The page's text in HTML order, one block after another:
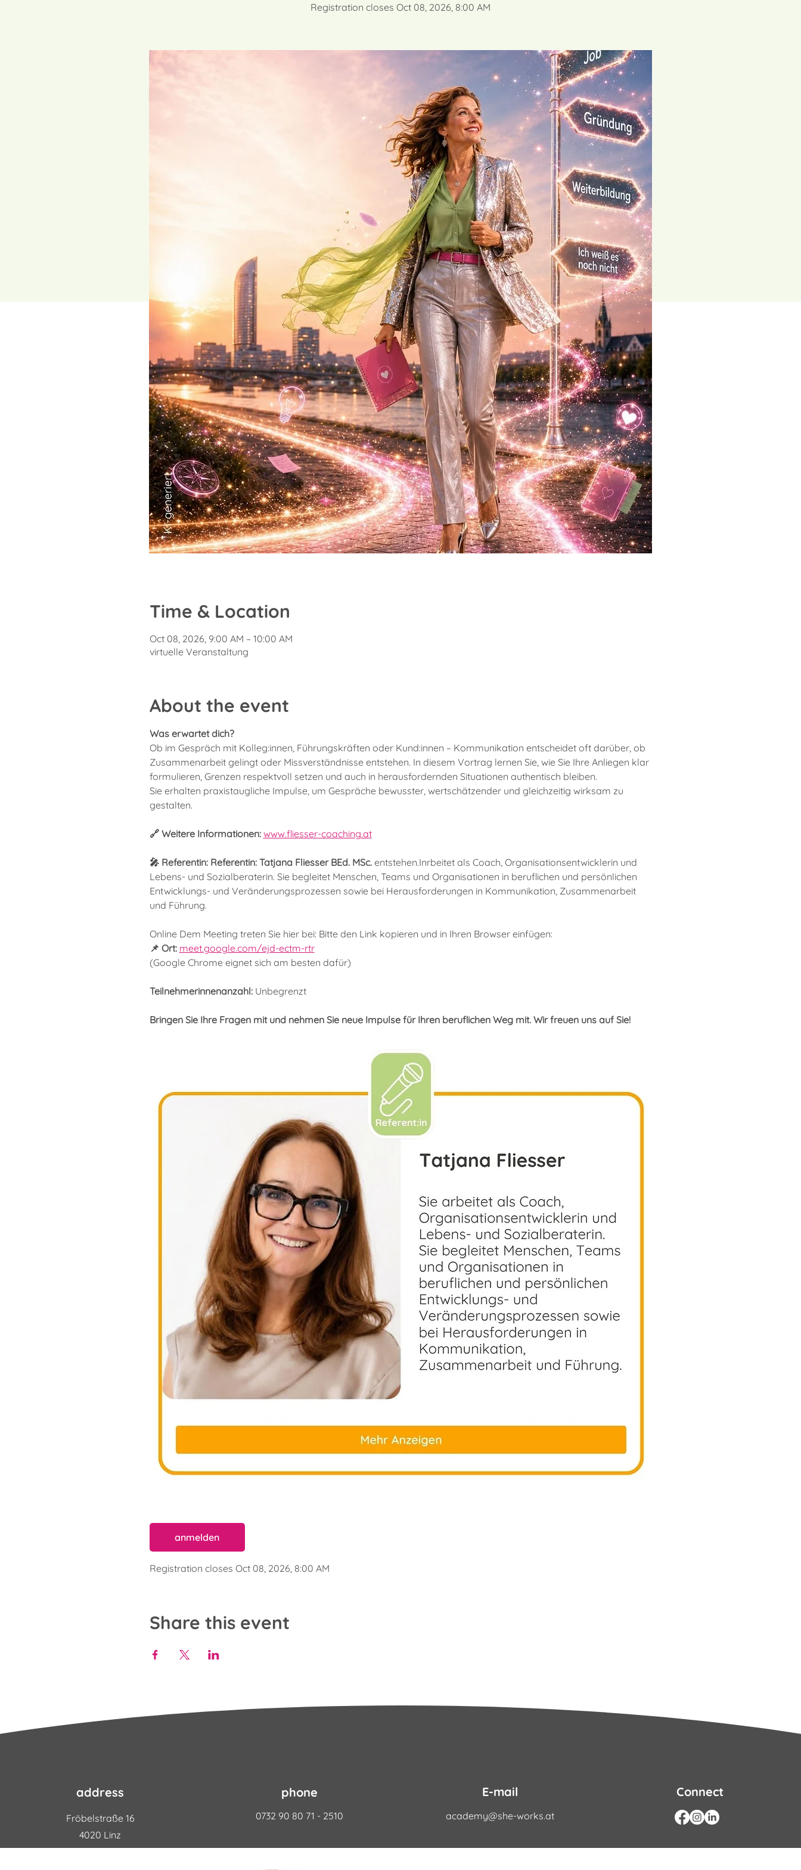
Registration closes Oct 08, 2026, 8:00 AM
Time & Location
Oct 08, 2026, 9:00 AM – 10:00 AM
virtuelle Veranstaltung
About the event
Was erwartet dich?
Ob im Gespräch mit Kolleg:innen, Führungskräften oder Kund:innen – Kommunikation entscheidet oft darüber, ob
Zusammenarbeit gelingt oder Missverständnisse entstehen. In diesem Vortrag lernen Sie, wie Sie Ihre Anliegen klar
formulieren, Grenzen respektvoll setzen und auch in herausfordernden Situationen authentisch bleiben.
Sie erhalten praxistaugliche Impulse, um Gespräche bewusster, wertschätzender und gleichzeitig wirksam zu
gestalten.
🔗 Weitere Informationen: www.fliesser-coaching.at
🎤 Referentin: Referentin: Tatjana Fliesser BEd. MSc. entstehen.Inrbeitet als Coach, Organisationsentwicklerin und
Lebens- und Sozialberaterin. Sie begleitet Menschen, Teams und Organisationen in beruflichen und persönlichen
Entwicklungs- und Veränderungsprozessen sowie bei Herausforderungen in Kommunikation, Zusammenarbeit
und Führung.
Online Dem Meeting treten Sie hier bei: Bitte den Link kopieren und in Ihren Browser einfügen:
📌 Ort: meet.google.com/ejd-ectm-rtr
(Google Chrome eignet sich am besten dafür)
Teilnehmerinnenanzahl: Unbegrenzt
Bringen Sie Ihre Fragen mit und nehmen Sie neue Impulse für Ihren beruflichen Weg mit. Wir freuen uns auf Sie!
anmelden
Registration closes Oct 08, 2026, 8:00 AM
Share this event
address
Fröbelstraße 16
4020 Linz
phone
0732 90 80 71 - 2510
E-mail
academy@she-works.at
Connect